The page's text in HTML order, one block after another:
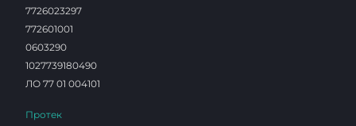
7726023297
772601001
0603290
1027739180490
ЛО 77 01 004101
Протек